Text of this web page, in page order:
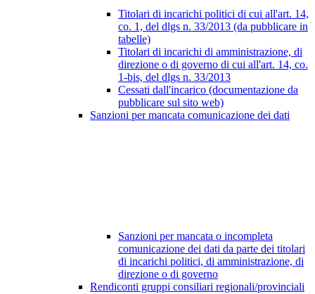
Titolari di incarichi politici di cui all'art. 14,
co. 1, del dlgs n. 33/2013 (da pubblicare in
tabelle)
Titolari di incarichi di amministrazione, di
direzione o di governo di cui all'art. 14, co.
1-bis, del dlgs n. 33/2013
Cessati dall'incarico (documentazione da
pubblicare sul sito web)
Sanzioni per mancata comunicazione dei dati
Sanzioni per mancata o incompleta
comunicazione dei dati da parte dei titolari
di incarichi politici, di amministrazione, di
direzione o di governo
Rendiconti gruppi consiliari regionali/provinciali